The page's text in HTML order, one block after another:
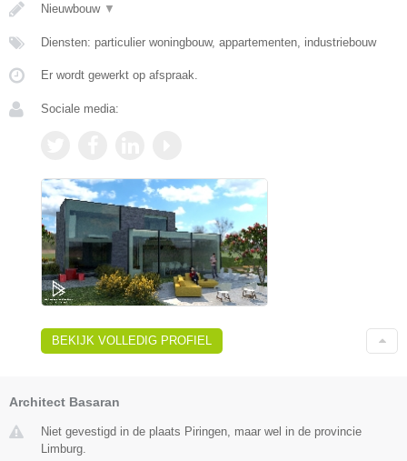
Nieuwbouw ▼
Diensten: particulier woningbouw, appartementen, industriebouw
Er wordt gewerkt op afspraak.
Sociale media:
BEKIJK VOLLEDIG PROFIEL
Architect Basaran
Niet gevestigd in de plaats Piringen, maar wel in de provincie
Limburg.